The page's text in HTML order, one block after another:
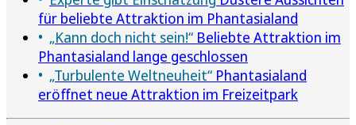
für beliebte Attraktion im Phantasialand
„Kann doch nicht sein!“ Beliebte Attraktion im
Phantasialand lange geschlossen
„Turbulente Weltneuheit“ Phantasialand
eröffnet neue Attraktion im Freizeitpark